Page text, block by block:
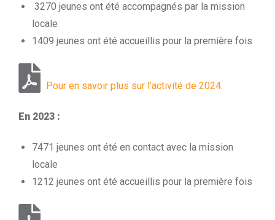
3270 jeunes ont été accompagnés par la mission
locale
1409 jeunes ont été accueillis pour la première fois
Pour en savoir plus sur l’activité de 2024.
En 2023 :
7471 jeunes ont été en contact avec la mission
locale
1212 jeunes ont été accueillis pour la première fois